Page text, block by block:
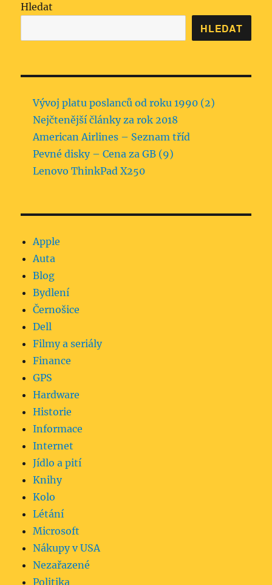
Hledat
HLEDAT
Vývoj platu poslanců od roku 1990 (2)
Nejčtenější články za rok 2018
American Airlines – Seznam tříd
Pevné disky – Cena za GB (9)
Lenovo ThinkPad X250
Apple
Auta
Blog
Bydlení
Černošice
Dell
Filmy a seriály
Finance
GPS
Hardware
Historie
Informace
Internet
Jídlo a pití
Knihy
Kolo
Létání
Microsoft
Nákupy v USA
Nezařazené
Politika